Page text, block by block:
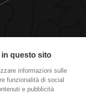
il sole per
in questo sito
informazioni sulle
funzionalità di social
e pubblicità